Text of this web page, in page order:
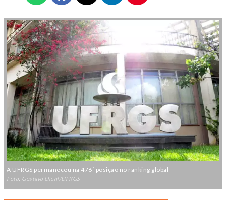
A UFRGS permaneceu na 476ª posição no ranking global
Foto: Gustavo Diehl/UFRGS